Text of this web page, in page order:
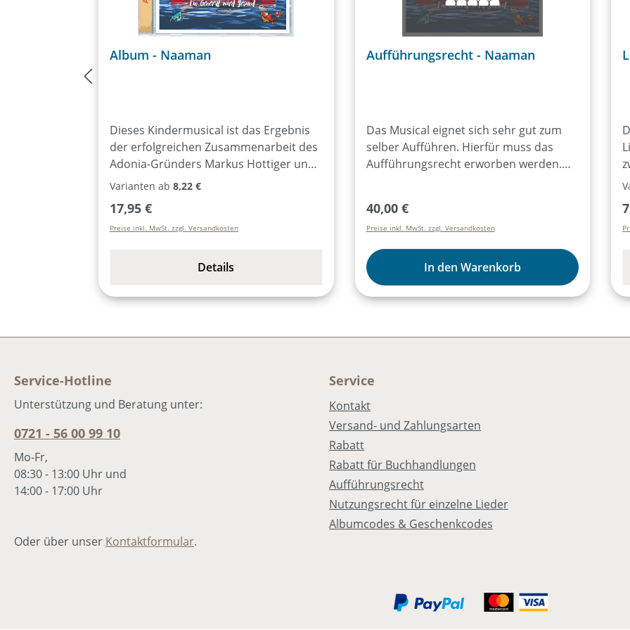
Album - Naaman
Dieses Kindermusical ist das Ergebnis
der erfolgreichen Zusammenarbeit des
Adonia-Gründers Markus Hottiger und
dem bekannten Pianisten David Plüss.
Geschichte in 12 Songs lebendig
werden.In der Hoffnung, von seinem
nimmt der aramäische General
sich. Denn dort soll es angeblich einen
gefallen. Können ihn seine Begleiter
davon überzeugen, das Ungewöhnliche
2019Markus Hottiger, David Plüss12
Jahren
Varianten ab 8,22 €
Regulärer Preis:
17,95 €
Preise inkl. MwSt. zzgl. Versandkosten
Details
Aufführungsrecht - Naaman
Das Musical eignet sich sehr gut zum
selber Aufführen. Hierfür muss das
Aufführungsrecht erworben werden.
ist das Aufführungsrecht für alle
Aufführungen des Musicals für ein Jahr
erworben. Der Kauf des Artikels
„Aufführungsrecht“ ist dann nicht mehr
notwendig. Weitere Infos dazu
hier:Aufführungsrecht
Regulärer Preis:
40,00 €
Preise inkl. MwSt. zzgl. Versandkosten
In den Warenkorb
Service-Hotline
Unterstützung und Beratung unter:
0721 - 56 00 99 10
Mo-Fr,
08:30 - 13:00 Uhr und
14:00 - 17:00 Uhr
Oder über unser Kontaktformular.
Service
Kontakt
Versand- und Zahlungsarten
Rabatt
Rabatt für Buchhandlungen
Aufführungsrecht
Nutzungsrecht für einzelne Lieder
Albumcodes & Geschenkcodes